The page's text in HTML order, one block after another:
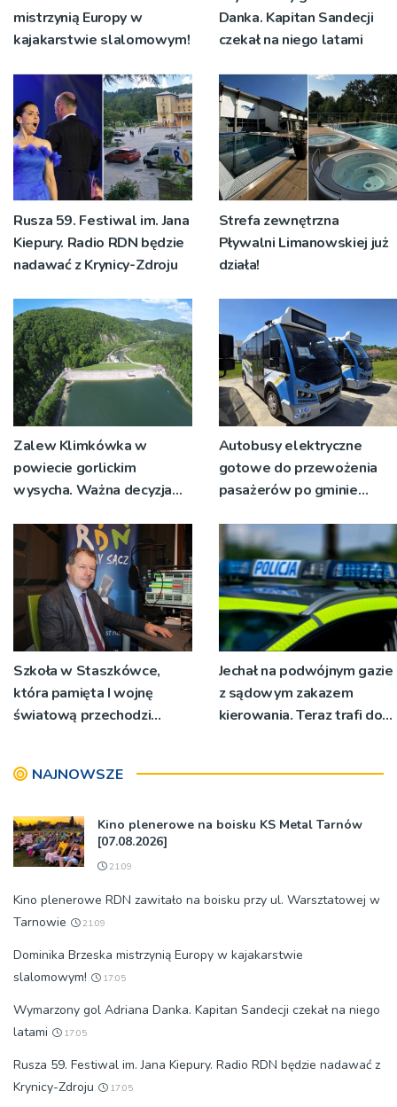
mistrzynią Europy w
kajakarstwie slalomowym!
Danka. Kapitan Sandecji
czekał na niego latami
Rusza 59. Festiwal im. Jana
Kiepury. Radio RDN będzie
nadawać z Krynicy-Zdroju
Strefa zewnętrzna
Pływalni Limanowskiej już
działa!
Zalew Klimkówka w
powiecie gorlickim
wysycha. Ważna decyzja
Autobusy elektryczne
gotowe do przewożenia
pasażerów po gminie
Szkoła w Staszkówce,
która pamięta I wojnę
światową przechodzi
Jechał na podwójnym gazie
z sądowym zakazem
kierowania. Teraz trafi do
NAJNOWSZE
Kino plenerowe na boisku KS Metal Tarnów
[07.08.2026]
21:09
Kino plenerowe RDN zawitało na boisku przy ul. Warsztatowej w
Tarnowie
21:09
Dominika Brzeska mistrzynią Europy w kajakarstwie
slalomowym!
17:05
Wymarzony gol Adriana Danka. Kapitan Sandecji czekał na niego
latami
17:05
Rusza 59. Festiwal im. Jana Kiepury. Radio RDN będzie nadawać z
Krynicy-Zdroju
17:05